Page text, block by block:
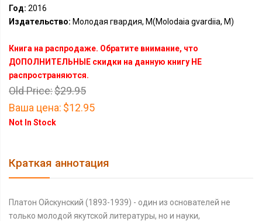
Год: 2016
Издательство: Молодая гвардия, М(Molodaia gvardiia, M)
Книга на распродаже. Обратите внимание, что
ДОПОЛНИТЕЛЬНЫЕ скидки на данную книгу НЕ
распространяются.
Old Price:$29.95
Ваша цена: $12.95
Not In Stock
Краткая аннотация
Платон Ойскунский (1893-1939) - один из основателей не
только молодой якутской литературы, но и науки,